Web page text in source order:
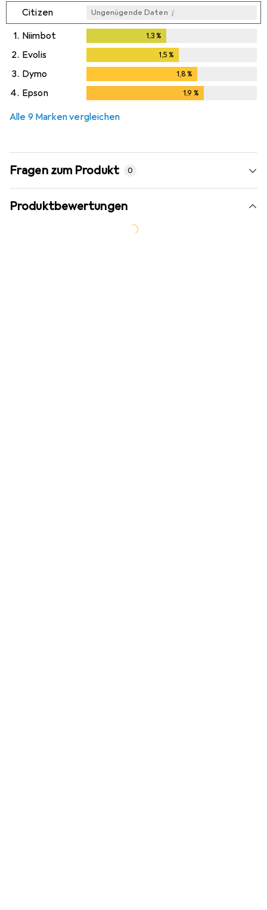
Citizen Ungenügende Daten i
1. Niimbot 1,3%
2. Evolis 1,5%
3. Dymo 1,8%
4. Epson 1,9 %
Alle 9 Marken vergleichen
Fragen zum Produkt 0
Produktbewertungen